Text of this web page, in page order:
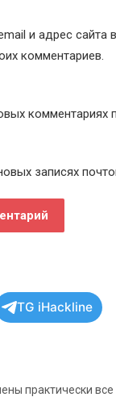
и адрес сайта
комментариев.
комментариях
записях
TG iHackline
практически